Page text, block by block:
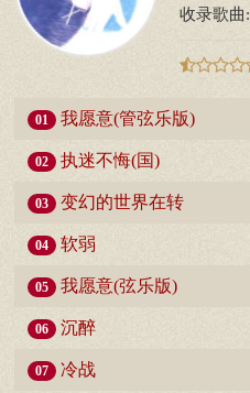
收录歌曲:
01 我愿意(管弦乐版)
02 执迷不悔(国)
03 变幻的世界在转
04 软弱
05 我愿意(弦乐版)
06 沉醉
07 冷战